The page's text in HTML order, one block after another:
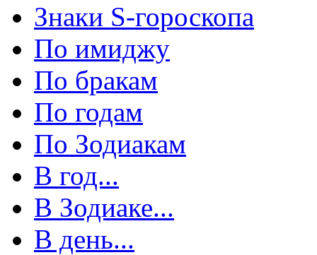
Знаки S-гороскопа
По имиджу
По бракам
По годам
По Зодиакам
В год...
В Зодиаке...
В день...